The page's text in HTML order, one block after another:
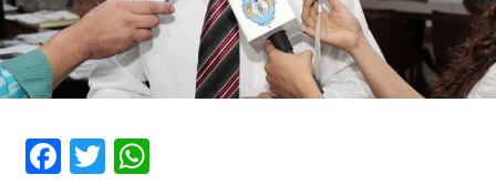
Facebook
TwitterWhatsApp